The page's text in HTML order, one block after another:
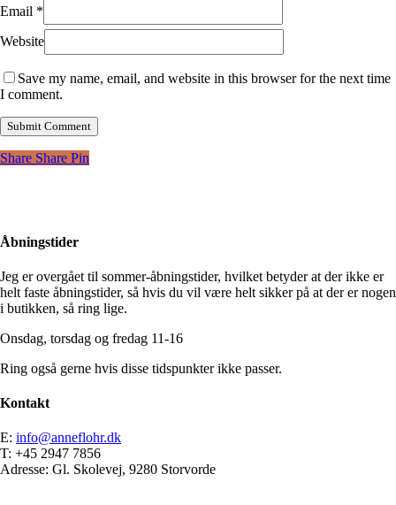
Email *
Website
Save my name, email, and website in this browser for the next time
I comment.
Share Share Pin
Åbningstider
Jeg er overgået til sommer-åbningstider, hvilket betyder at der ikke er
helt faste åbningstider, så hvis du vil være helt sikker på at der er nogen
i butikken, så ring lige.
Onsdag, torsdag og fredag 11-16
Ring også gerne hvis disse tidspunkter ikke passer.
Kontakt
E: info@anneflohr.dk
T: +45 2947 7856
Adresse: Gl. Skolevej, 9280 Storvorde